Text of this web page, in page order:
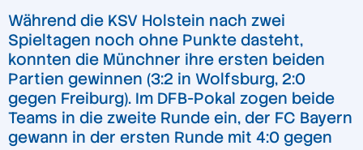
Während die KSV Holstein nach zwei
Spieltagen noch ohne Punkte dasteht,
konnten die Münchner ihre ersten beiden
Partien gewinnen (3:2 in Wolfsburg, 2:0
gegen Freiburg). Im DFB-Pokal zogen beide
Teams in die zweite Runde ein, der FC Bayern
gewann in der ersten Runde mit 4:0 gegen